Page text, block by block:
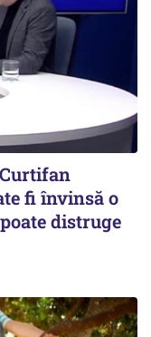
fi învinsă o
distruge